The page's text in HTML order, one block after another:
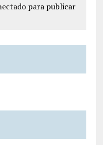
para publicar